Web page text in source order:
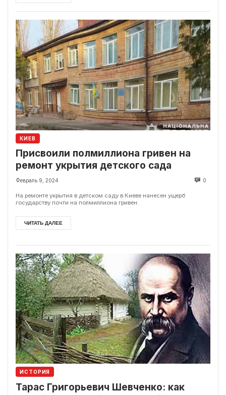
КИЕВ
Присвоили полмиллиона гривен на
ремонт укрытия детского сада
Февраль 9, 2024 0
На ремонте укрытия в детском саду в Киеве нанесен ущерб
государству почти на полмиллиона гривен.
ЧИТАТЬ ДАЛЕЕ
ИСТОРИЯ
Тарас Григорьевич Шевченко: как